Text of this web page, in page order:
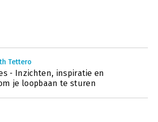
Tettero
- Inzichten, inspiratie en
je loopbaan te sturen